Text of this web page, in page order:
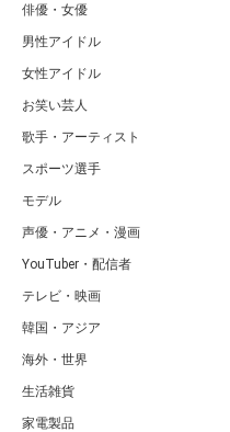
俳優・女優
男性アイドル
女性アイドル
お笑い芸人
歌手・アーティスト
スポーツ選手
モデル
声優・アニメ・漫画
YouTuber・配信者
テレビ・映画
韓国・アジア
海外・世界
生活雑貨
家電製品